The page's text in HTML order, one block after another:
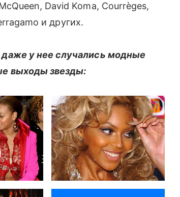
David Koma, Courrèges,
и других.
даже у нее случались модные
выходы звезды: